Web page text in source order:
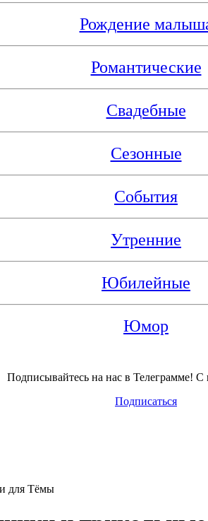
Рождение
Романтические
Свадебные
Сезонные
События
Утренние
Юбилейные
Юмор
Подписывайтесь на нас в Телеграмме! С
Подписаться
для Тёмы